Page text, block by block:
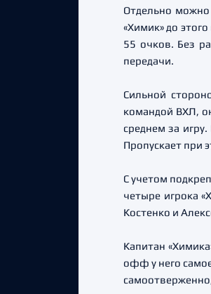
Отдельно
«Химик» до
55 очков. Без
передачи.
Сильной
командой ВХЛ,
среднем за
Пропускает при
С учетом
четыре игрока
Костенко и
Капитан
офф у него